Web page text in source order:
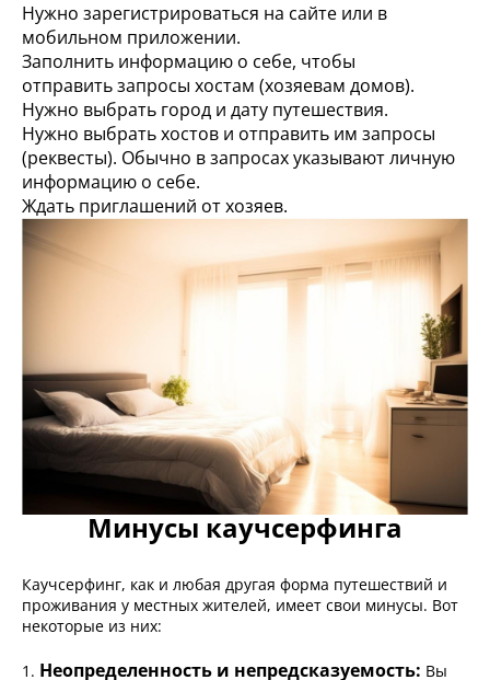
Нужно зарегистрироваться на сайте или в
мобильном приложении.
Заполнить информацию о себе, чтобы
отправить запросы хостам (хозяевам домов).
Нужно выбрать город и дату путешествия.
Нужно выбрать хостов и отправить им запросы
(реквесты). Обычно в запросах указывают личную
информацию о себе.
Ждать приглашений от хозяев.
Минусы каучсерфинга
Каучсерфинг, как и любая другая форма путешествий и
проживания у местных жителей, имеет свои минусы. Вот
некоторые из них:
1. Неопределенность и непредсказуемость: Вы